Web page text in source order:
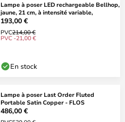
Lampe à poser LED rechargeable Bellhop,
jaune, 21 cm, à intensité variable,
193,00 €
PVC214,00 €
PVC -21,00 €
En stock
Lampe à poser Last Order Fluted
Portable Satin Copper - FLOS
486,00 €